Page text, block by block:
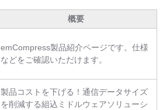
概要
emCompress製品紹介ページです。仕様
などをご確認いただけます。
製品コストを下げる！通信データサイズ
を削減する組込ミドルウェアソリューシ